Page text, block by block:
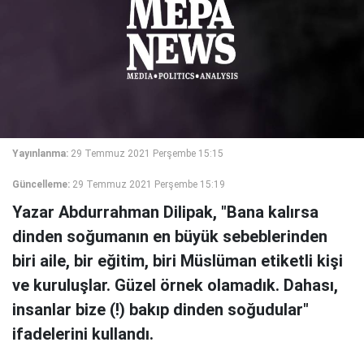
Yayınlanma: 29 Temmuz 2021 Perşembe 15:15
Güncelleme: 29 Temmuz 2021 Perşembe 15:19
Yazar Abdurrahman Dilipak, "Bana kalırsa
dinden soğumanın en büyük sebeblerinden
biri aile, bir eğitim, biri Müslüman etiketli kişi
ve kuruluşlar. Güzel örnek olamadık. Dahası,
insanlar bize (!) bakıp dinden soğudular"
ifadelerini kullandı.